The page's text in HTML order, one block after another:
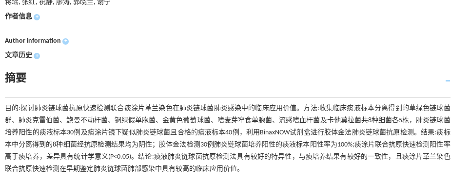
蒋瑶, 张红, 祝静, 廖涛, 郭晓兰, 谢宁
作者信息 +
Author information +
文章历史 +
摘要
目的:探讨肺炎链球菌抗原快速检测联合痰涂片革兰染色在肺炎链球菌肺炎感染中的临床应用价值。方法:收集临床痰液标本分离得到的草绿色链球菌
群、肺炎克雷伯菌、鲍曼不动杆菌、铜绿假单胞菌、金黄色葡萄球菌、嗜麦芽窄食单胞菌、流感嗜血杆菌及卡他莫拉菌共8种细菌各5株，肺炎链球菌
培养阳性的痰液标本30例及痰涂片镜下疑似肺炎链球菌且合格的痰液标本40例，利用BinaxNOW试剂盒进行胶体金法肺炎链球菌抗原检测。结果:痰标
本中分离得到的8种细菌经抗原检测结果均为阴性；胶体金法检测30例肺炎链球菌培养阳性的痰液标本阳性率为100%;痰涂片联合抗原快速检测阳性率
高于痰培养，差异具有统计学意义(P<0.05)。结论:痰液肺炎链球菌抗原检测法具有较好的特异性，与痰培养结果有较好的一致性，且痰涂片革兰染色
联合抗原快速检测在早期鉴定肺炎链球菌肺部感染中具有较高的临床应用价值。